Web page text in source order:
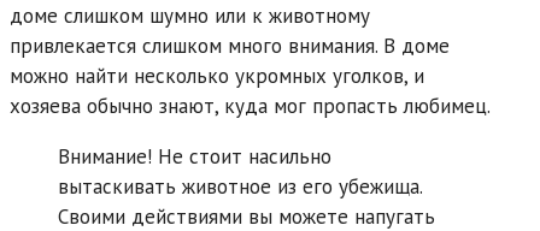
доме слишком шумно или к животному
привлекается слишком много внимания. В доме
можно найти несколько укромных уголков, и
хозяева обычно знают, куда мог пропасть любимец.
Внимание! Не стоит насильно
вытаскивать животное из его убежища.
Своими действиями вы можете напугать